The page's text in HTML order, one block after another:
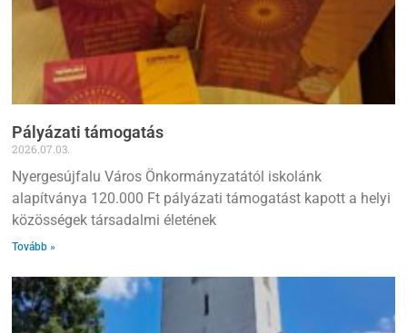
Pályázati támogatás
2026.07.03.
Nyergesújfalu Város Önkormányzatától iskolánk
alapítványa 120.000 Ft pályázati támogatást kapott a helyi
közösségek társadalmi életének
Tovább »